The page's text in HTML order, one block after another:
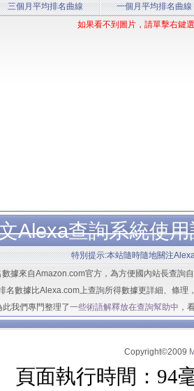
三個月平均排名曲線 一個月平均排名曲線
Alexa查詢系統使
特別提示:本站隨時隨地關注
數據來自Amazon.com官方，為方便國內站長查詢
名數據比Alexa.com上查詢所得數據更詳細、條理
我們專門整理了一些術語解釋放在查詢幫助中 ，
Copyright©2009
頁面執行時間：94